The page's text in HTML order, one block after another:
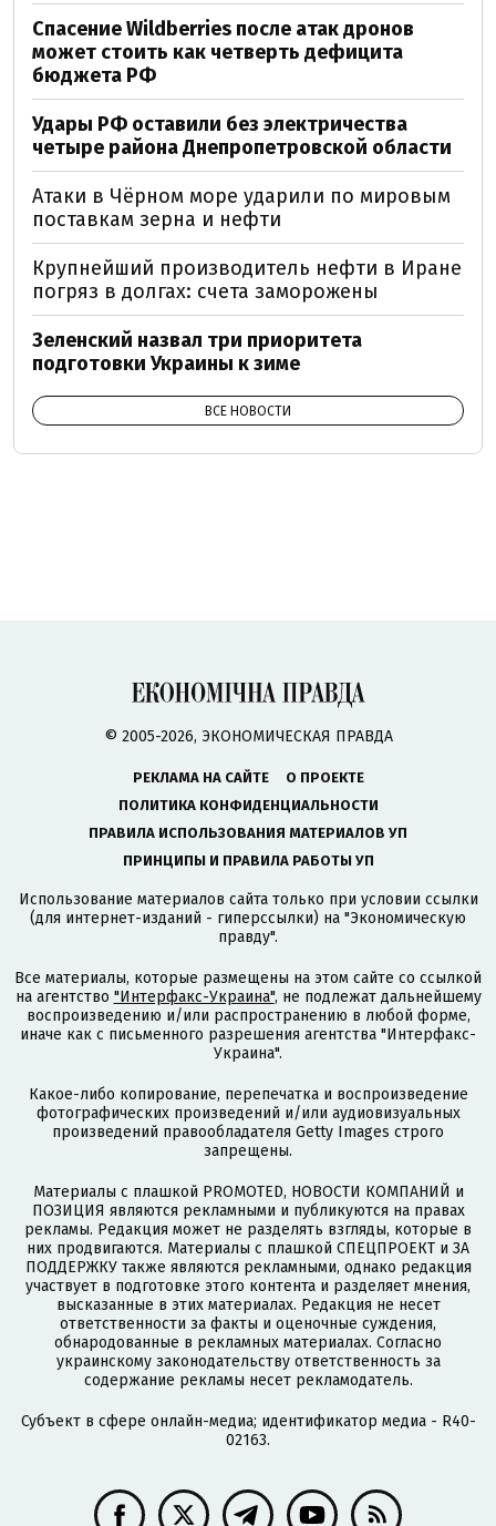
Спасение Wildberries после атак дронов
может стоить как четверть дефицита
бюджета РФ
Удары РФ оставили без электричества
четыре района Днепропетровской области
Атаки в Чёрном море ударили по мировым
поставкам зерна и нефти
Крупнейший производитель нефти в Иране
погряз в долгах: счета заморожены
Зеленский назвал три приоритета
подготовки Украины к зиме
ВСЕ НОВОСТИ
© 2005-2026, ЭКОНОМИЧЕСКАЯ ПРАВДА
РЕКЛАМА НА САЙТЕ
О ПРОЕКТЕ
ПОЛИТИКА КОНФИДЕНЦИАЛЬНОСТИ
ПРАВИЛА ИСПОЛЬЗОВАНИЯ МАТЕРИАЛОВ УП
ПРИНЦИПЫ И ПРАВИЛА РАБОТЫ УП
Использование материалов сайта только при условии ссылки
(для интернет-изданий - гиперссылки) на "Экономическую
правду".
Все материалы, которые размещены на этом сайте со ссылкой
на агентство "Интерфакс-Украина", не подлежат дальнейшему
воспроизведению и/или распространению в любой форме,
иначе как с письменного разрешения агентства "Интерфакс-
Украина".
Какое-либо копирование, перепечатка и воспроизведение
фотографических произведений и/или аудиовизуальных
произведений правообладателя Getty Images строго
запрещены.
Материалы с плашкой PROMOTED, НОВОСТИ КОМПАНИЙ и
ПОЗИЦИЯ являются рекламными и публикуются на правах
рекламы. Редакция может не разделять взгляды, которые в
них продвигаются. Материалы с плашкой СПЕЦПРОЕКТ и ЗА
ПОДДЕРЖКУ также являются рекламными, однако редакция
участвует в подготовке этого контента и разделяет мнения,
высказанные в этих материалах. Редакция не несет
ответственности за факты и оценочные суждения,
обнародованные в рекламных материалах. Согласно
украинскому законодательству ответственность за
содержание рекламы несет рекламодатель.
Субъект в сфере онлайн-медиа; идентификатор медиа - R40-
02163.